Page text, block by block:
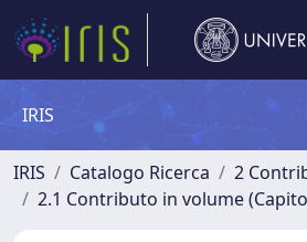
IRIS
IRIS Catalogo Ricerca
2
2.1 Contributo in volume